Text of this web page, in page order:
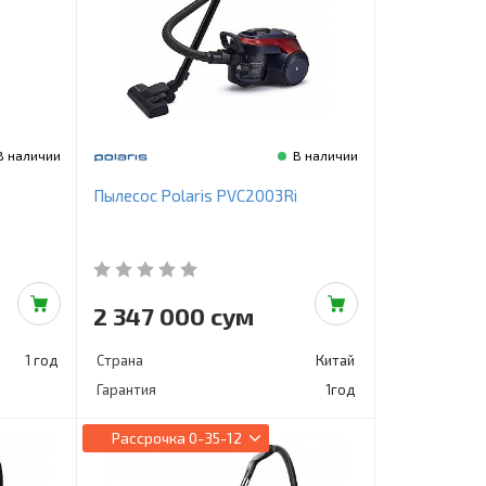
наличии
1 год
В наличии
Пылесос Polaris PVC2003Ri
2 347 000 сум
Страна
Китай
Гарантия
1год
Рассрочка 0-35-12